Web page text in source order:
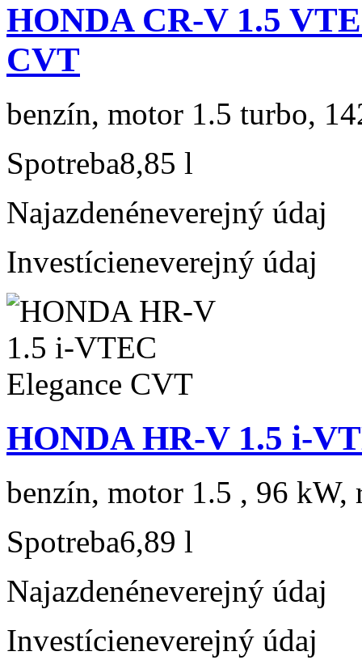
HONDA CR-V 1.5
CVT
benzín, motor 1.5 turbo,
Spotreba8,85 l
Najazdenéneverejný údaj
Investícieneverejný údaj
HONDA HR-V 1.5 i-
benzín, motor 1.5 , 96 kW,
Spotreba6,89 l
Najazdenéneverejný údaj
Investícieneverejný údaj